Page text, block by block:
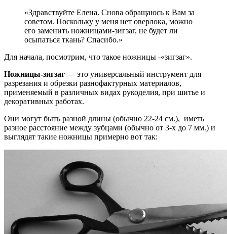
«Здравствуйте Елена. Снова обращаюсь к Вам за
советом. Поскольку у меня нет оверлока, можно
его заменить ножницами-зигзаг, не будет ли
осыпаться ткань? Спасибо.»
Для начала, посмотрим, что такое ножницы -«зигзаг».
Ножницы-зигзаг — это универсальный инструмент для
разрезания и обрезки разнофактурных материалов,
применяемый в различных видах рукоделия, при шитье и
декоративных работах.
Они могут быть разной длины (обычно 22-24 см.), иметь
разное расстояние между зубцами (обычно от 3-х до 7 мм.) и
выглядят такие ножницы примерно вот так: